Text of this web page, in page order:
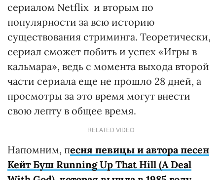
сериалом Netflix и вторым по
популярности за всю историю
существования стриминга. Теоретически,
сериал сможет побить и успех «Игры в
кальмара», ведь с момента выхода второй
части сериала еще не прошло 28 дней, а
просмотры за это время могут внести
свою лепту в общее время.
RELATED VIDEO
Напомним, песня певицы и автора песен
Кейт Буш Running Up That Hill (A Deal